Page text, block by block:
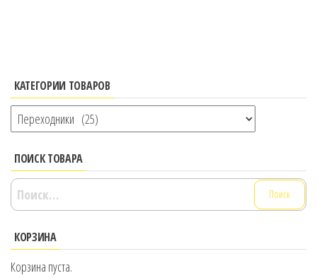
КАТЕГОРИИ ТОВАРОВ
ПОИСК ТОВАРА
Найти:
КОРЗИНА
Корзина пуста.